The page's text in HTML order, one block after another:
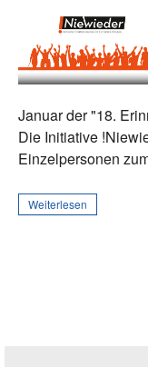
Januar der "18.
Die Initiative
Einzelpersonen
Weiterlesen